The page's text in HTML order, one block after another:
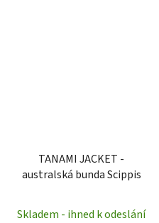
TANAMI JACKET -
australská bunda Scippis
Skladem - ihned k odeslání